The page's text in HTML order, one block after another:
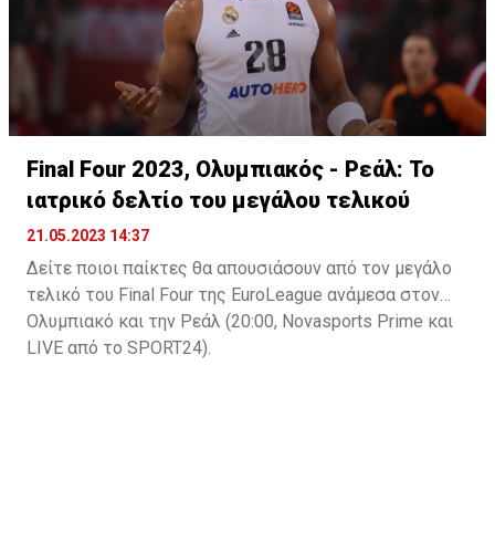
Final Four 2023, Ολυμπιακός - Ρεάλ: Το
ιατρικό δελτίο του μεγάλου τελικού
21.05.2023 14:37
Δείτε ποιοι παίκτες θα απουσιάσουν από τον μεγάλο
τελικό του Final Four της EuroLeague ανάμεσα στον
Ολυμπιακό και την Ρεάλ (20:00, Novasports Prime και
LIVE από το SPORT24).